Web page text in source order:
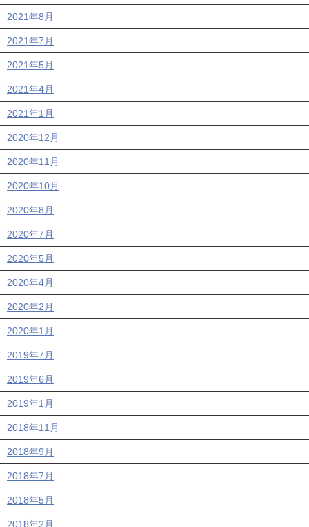
2021年8月
2021年7月
2021年5月
2021年4月
2021年1月
2020年12月
2020年11月
2020年10月
2020年8月
2020年7月
2020年5月
2020年4月
2020年2月
2020年1月
2019年7月
2019年6月
2019年1月
2018年11月
2018年9月
2018年7月
2018年5月
2018年2月